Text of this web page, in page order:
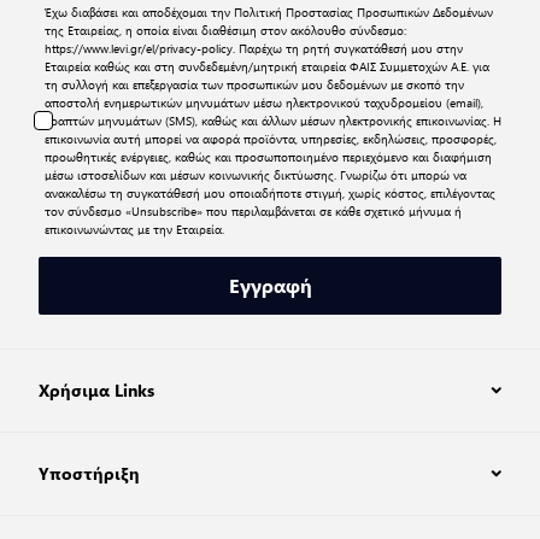
Έχω διαβάσει και αποδέχομαι την Πολιτική Προστασίας Προσωπικών Δεδομένων
της Εταιρείας, η οποία είναι διαθέσιμη στον ακόλουθο σύνδεσμο:
https://www.levi.gr/el/privacy-policy. Παρέχω τη ρητή συγκατάθεσή μου στην
Εταιρεία καθώς και στη συνδεδεμένη/μητρική εταιρεία ΦΑΙΣ Συμμετοχών Α.Ε. για
τη συλλογή και επεξεργασία των προσωπικών μου δεδομένων με σκοπό την
αποστολή ενημερωτικών μηνυμάτων μέσω ηλεκτρονικού ταχυδρομείου (email),
γραπτών μηνυμάτων (SMS), καθώς και άλλων μέσων ηλεκτρονικής επικοινωνίας. Η
επικοινωνία αυτή μπορεί να αφορά προϊόντα, υπηρεσίες, εκδηλώσεις, προσφορές,
προωθητικές ενέργειες, καθώς και προσωποποιημένο περιεχόμενο και διαφήμιση
μέσω ιστοσελίδων και μέσων κοινωνικής δικτύωσης. Γνωρίζω ότι μπορώ να
ανακαλέσω τη συγκατάθεσή μου οποιαδήποτε στιγμή, χωρίς κόστος, επιλέγοντας
τον σύνδεσμο «Unsubscribe» που περιλαμβάνεται σε κάθε σχετικό μήνυμα ή
επικοινωνώντας με την Εταιρεία.
Εγγραφή
Χρήσιμα Links
Υποστήριξη